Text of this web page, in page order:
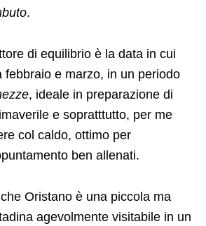
.
di equilibrio è la data in cui
febbraio e marzo, in un periodo
, ideale in preparazione di
e sopratttutto, per me
col caldo, ottimo per
ben allenati.
Oristano è una piccola ma
agevolmente visitabile in un